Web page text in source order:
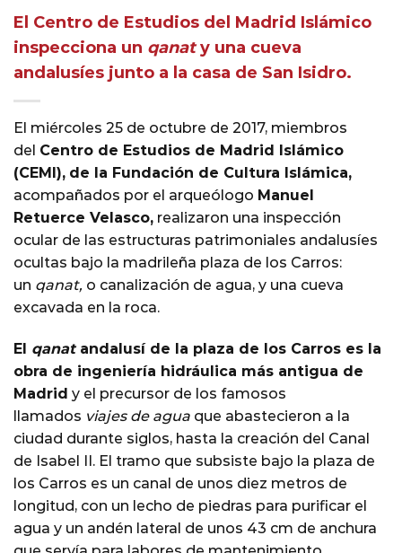
El Centro de Estudios del Madrid Islámico
inspecciona un qanaty una cueva
andalusíes junto a la casa de San Isidro.
El miércoles 25 de octubre de 2017, miembros
del Centro de Estudios de Madrid Islámico
(CEMI), de la Fundación de Cultura Islámica,
acompañados por el arqueólogo Manuel
Retuerce Velasco, realizaron una inspección
ocular de las estructuras patrimoniales andalusíes
ocultas bajo la madrileña plaza de los Carros:
un qanat, o canalización de agua, y una cueva
excavada en la roca.
El qanatandalusí de la plaza de los Carros es la
obra de ingeniería hidráulica más antigua de
Madrid y el precursor de los famosos
llamados viajes de agua que abastecieron a la
ciudad durante siglos, hasta la creación del Canal
de Isabel II. El tramo que subsiste bajo la plaza de
los Carros es un canal de unos diez metros de
longitud, con un lecho de piedras para purificar el
agua y un andén lateral de unos 43 cm de anchura